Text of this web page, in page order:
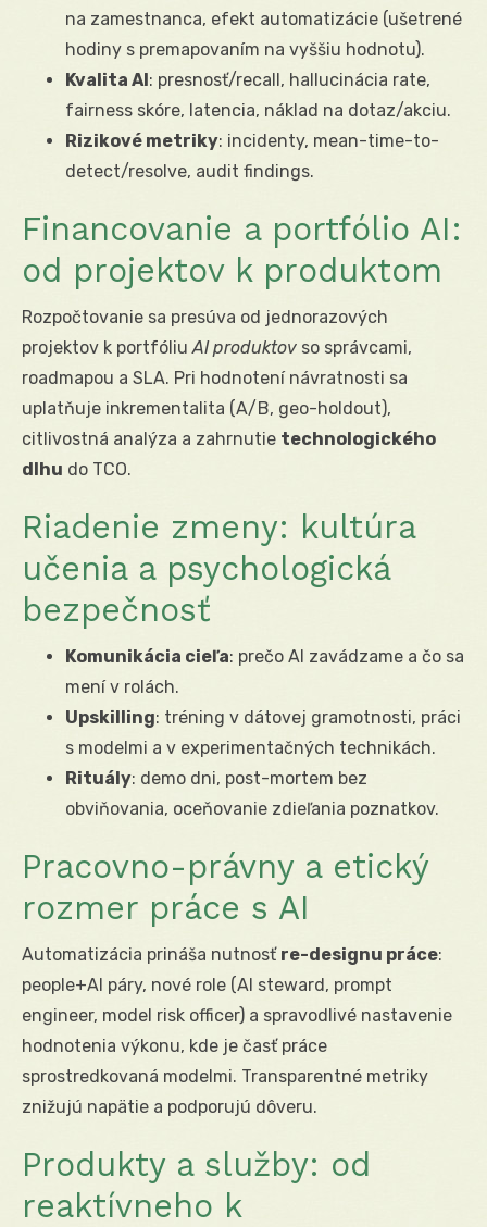
na zamestnanca, efekt automatizácie (ušetrené
hodiny s premapovaním na vyššiu hodnotu).
Kvalita AI: presnosť/recall, hallucinácia rate,
fairness skóre, latencia, náklad na dotaz/akciu.
Rizikové metriky: incidenty, mean-time-to-
detect/resolve, audit findings.
Financovanie a portfólio AI:
od projektov k produktom
Rozpočtovanie sa presúva od jednorazových
projektov k portfóliu AI produktov so správcami,
roadmapou a SLA. Pri hodnotení návratnosti sa
uplatňuje inkrementalita (A/B, geo-holdout),
citlivostná analýza a zahrnutie technologického
dlhu do TCO.
Riadenie zmeny: kultúra
učenia a psychologická
bezpečnosť
Komunikácia cieľa: prečo AI zavádzame a čo sa
mení v rolách.
Upskilling: tréning v dátovej gramotnosti, práci
s modelmi a v experimentačných technikách.
Rituály: demo dni, post-mortem bez
obviňovania, oceňovanie zdieľania poznatkov.
Pracovno-právny a etický
rozmer práce s AI
Automatizácia prináša nutnosť re-designu práce:
people+AI páry, nové role (AI steward, prompt
engineer, model risk officer) a spravodlivé nastavenie
hodnotenia výkonu, kde je časť práce
sprostredkovaná modelmi. Transparentné metriky
znižujú napätie a podporujú dôveru.
Produkty a služby: od
reaktívneho k